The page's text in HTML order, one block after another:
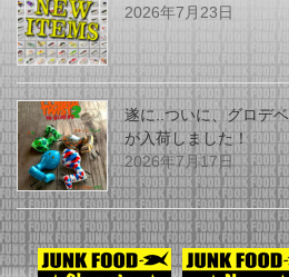
2026年7月23日
遂に..ついに、グロデ
が入荷しました！
2026年7月17日